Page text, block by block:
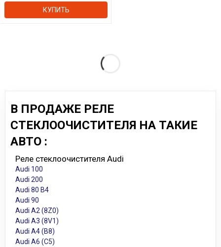
КУПИТЬ
В ПРОДАЖЕ РЕЛЕ
СТЕКЛООЧИСТИТЕЛЯ НА ТАКИЕ
АВТО :
Реле стеклоочистителя Audi
Audi 100
Audi 200
Audi 80 B4
Audi 90
Audi A2 (8Z0)
Audi A3 (8V1)
Audi A4 (B8)
Audi A6 (C5)